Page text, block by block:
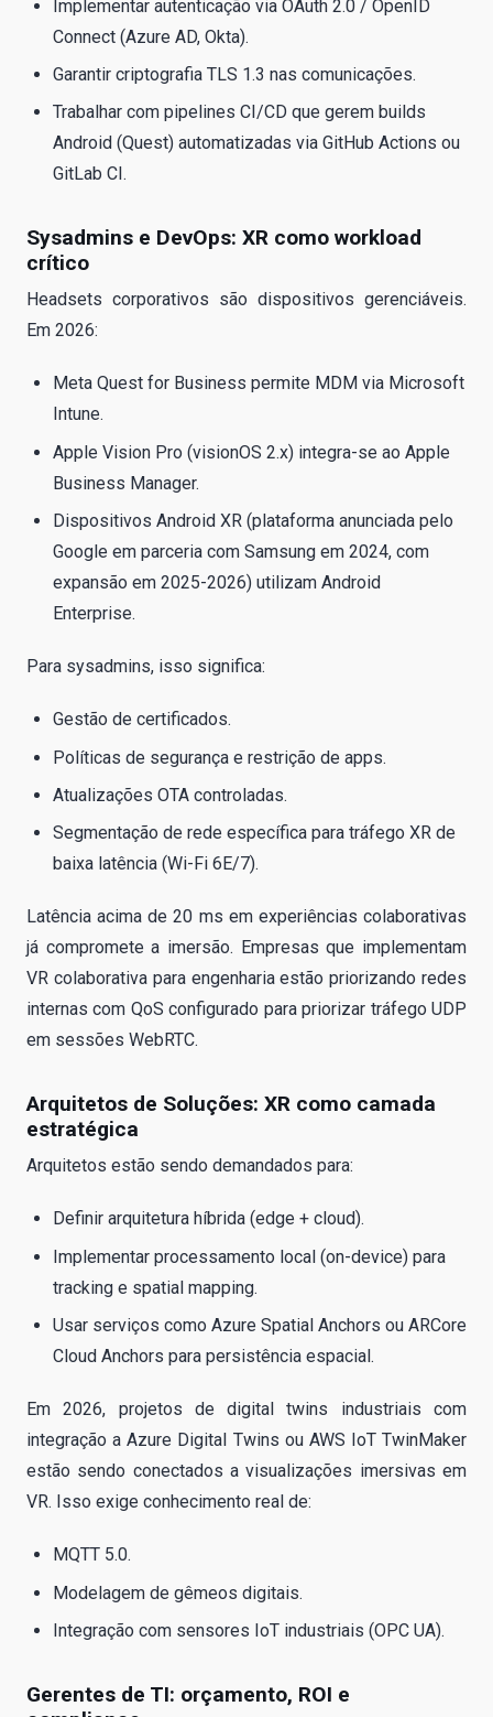
Implementar autenticação via OAuth 2.0 / OpenID
Connect (Azure AD, Okta).
Garantir criptografia TLS 1.3 nas comunicações.
Trabalhar com pipelines CI/CD que gerem builds
Android (Quest) automatizadas via GitHub Actions ou
GitLab CI.
Sysadmins e DevOps: XR como workload
crítico
Headsets corporativos são dispositivos gerenciáveis.
Em 2026:
Meta Quest for Business permite MDM via Microsoft
Intune.
Apple Vision Pro (visionOS 2.x) integra-se ao Apple
Business Manager.
Dispositivos Android XR (plataforma anunciada pelo
Google em parceria com Samsung em 2024, com
expansão em 2025-2026) utilizam Android
Enterprise.
Para sysadmins, isso significa:
Gestão de certificados.
Políticas de segurança e restrição de apps.
Atualizações OTA controladas.
Segmentação de rede específica para tráfego XR de
baixa latência (Wi-Fi 6E/7).
Latência acima de 20 ms em experiências colaborativas
já compromete a imersão. Empresas que implementam
VR colaborativa para engenharia estão priorizando redes
internas com QoS configurado para priorizar tráfego UDP
em sessões WebRTC.
Arquitetos de Soluções: XR como camada
estratégica
Arquitetos estão sendo demandados para:
Definir arquitetura híbrida (edge + cloud).
Implementar processamento local (on-device) para
tracking e spatial mapping.
Usar serviços como Azure Spatial Anchors ou ARCore
Cloud Anchors para persistência espacial.
Em 2026, projetos de digital twins industriais com
integração a Azure Digital Twins ou AWS IoT TwinMaker
estão sendo conectados a visualizações imersivas em
VR. Isso exige conhecimento real de:
MQTT 5.0.
Modelagem de gêmeos digitais.
Integração com sensores IoT industriais (OPC UA).
Gerentes de TI: orçamento, ROI e